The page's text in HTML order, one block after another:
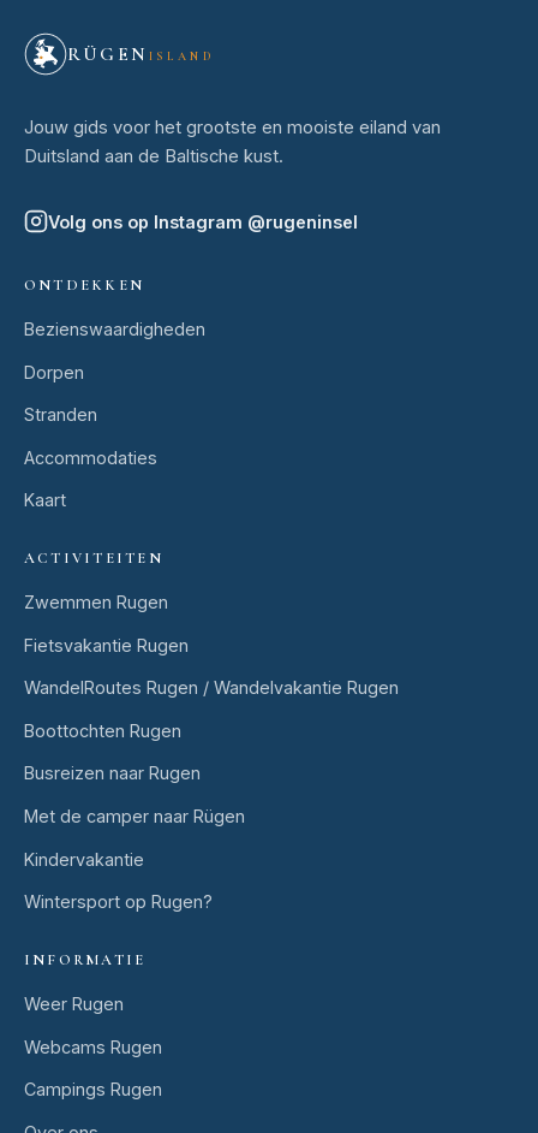
RÜGEN ISLAND
Jouw gids voor het grootste en mooiste eiland van
Duitsland aan de Baltische kust.
Volg ons op Instagram @rugeninsel
ONTDEKKEN
Bezienswaardigheden
Dorpen
Stranden
Accommodaties
Kaart
ACTIVITEITEN
Zwemmen Rugen
Fietsvakantie Rugen
WandelRoutes Rugen / Wandelvakantie Rugen
Boottochten Rugen
Busreizen naar Rugen
Met de camper naar Rügen
Kindervakantie
Wintersport op Rugen?
INFORMATIE
Weer Rugen
Webcams Rugen
Campings Rugen